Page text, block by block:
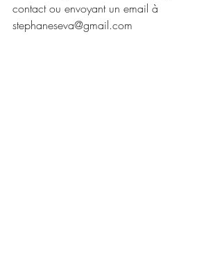
contact ou envoyant un email à
stephaneseva@gmail.com